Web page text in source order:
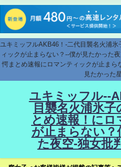
ユキミッフルAKB46！-二代目襲名火浦
ィックが止まらない？--僕が見たかった
愕まとめ速報にロマンティックが止まら
見たかった
ユキミッフル--
目襲名火浦氷子
とめ速報！にロ
が止まらない？
た夜空-独女批